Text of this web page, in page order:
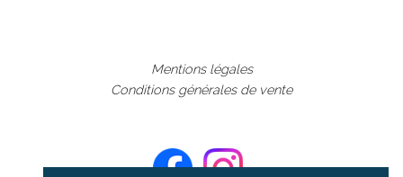
Mentions légales
Conditions générales de vente